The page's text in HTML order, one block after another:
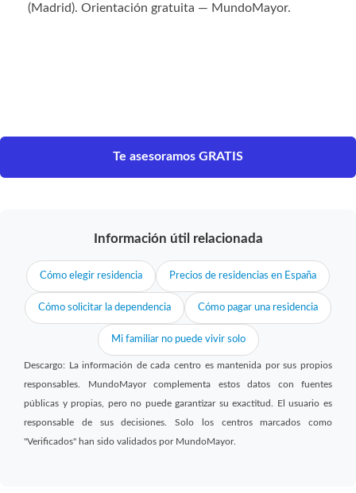
(Madrid). Orientación gratuita — MundoMayor.
Te asesoramos GRATIS
Información útil relacionada
Cómo elegir residencia Precios de residencias en España
Cómo solicitar la dependencia Cómo pagar una residencia
Mi familiar no puede vivir solo
Descargo: La información de cada centro es mantenida por sus propios
responsables. MundoMayor complementa estos datos con fuentes
públicas y propias, pero no puede garantizar su exactitud. El usuario es
responsable de sus decisiones. Solo los centros marcados como
"Verificados" han sido validados por MundoMayor.